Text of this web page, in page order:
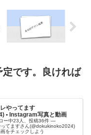
です。良ければ
やってます
• Instagram写真と動画
ー中23人、投稿36件 ―
てますさん(@dokukinoko2024)
をチェックしよう